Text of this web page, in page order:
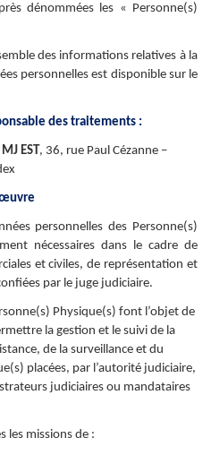
dénommées les « Personne(s)
des informations relatives à la
personnelles est disponible sur le
des traitements :
MJ EST, 36, rue Paul Cézanne –
personnelles des Personne(s)
nécessaires dans le cadre de
et civiles, de représentation et
par le juge judiciaire.
Physique(s) font l’objet de
la gestion et le suivi de la
de la surveillance et du
placées, par l’autorité judiciaire,
judiciaires ou mandataires
les missions de :